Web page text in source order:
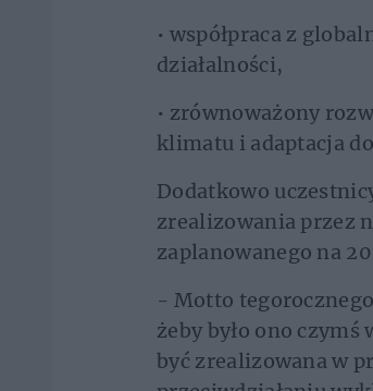
• współpraca z
działalności,
• zrównoważony
klimatu i adaptacja
Dodatkowo
zrealizowania przez
zaplanowanego na
- Motto
żeby było ono
być zrealizowana w